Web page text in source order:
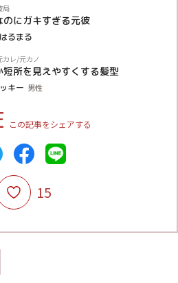
局
のにガキすぎる元彼
るまる
カレ/元カノ
短所を見えやすくする髪型
キー 男性
この記事をシェアする
15